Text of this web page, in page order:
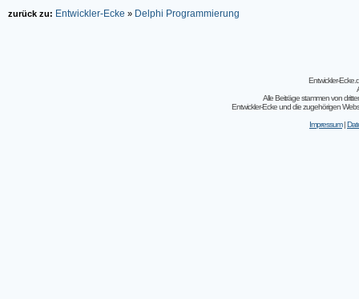
zurück zu: Entwickler-Ecke » Delphi Programmierung
Entwickler-
Alle Beiträge stammen von
Entwickler-Ecke und die zugehörigen
Impressum|